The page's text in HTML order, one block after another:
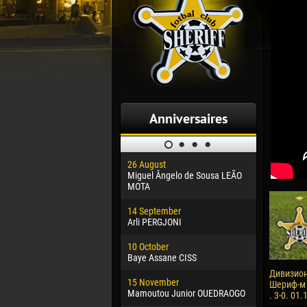
Anniversaires
26 August
Miguel Ângelo de Sousa LEÃO
MOTA
14 September
Arli PERGJONI
10 October
Baye Assane CISS
15 November
Mamoutou Junior OUEDRAOGO
30 January
Dhoraso
24 February
Vladislav
02 March
Veaceslav
09 March
Emmanuel
Шериф-м
. 3-0.